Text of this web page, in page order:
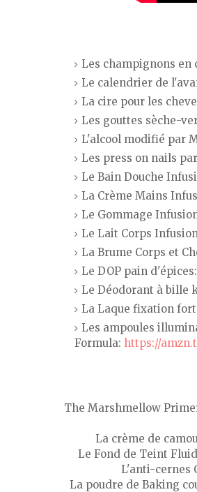
Les champignons en
Le calendrier de
La cire pour les
Les gouttes sèche-
L'alcool modifié par
Les press on nails
Le Bain Douche
La Crème Mains
Le Gommage
Le Lait Corps
La Brume Corps et
Le DOP pain d'épices:
Le Déodorant à bille
La Laque fixation
Les ampoules
Formula: https://
The Marshmellow
La crème de
Le Fond de Teint
L'anti-cernes
La poudre de Baking